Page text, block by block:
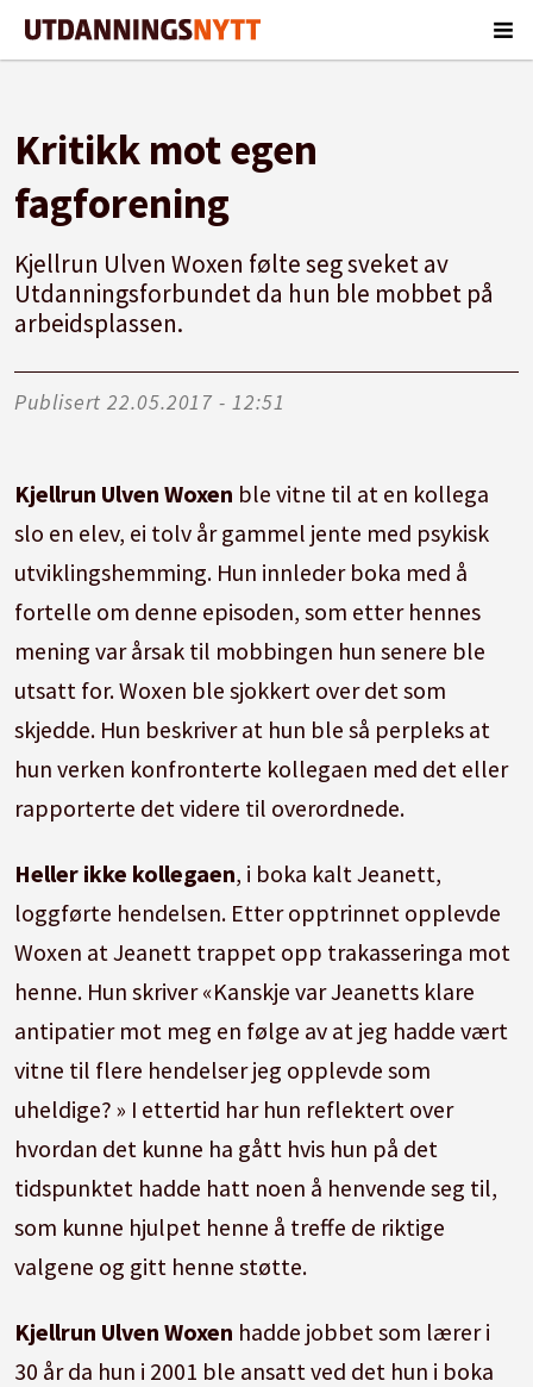
Kritikk mot egen
fagforening
Kjellrun Ulven Woxen følte seg sveket av
Utdanningsforbundet da hun ble mobbet på
arbeidsplassen.
Publisert 22.05.2017 - 12:51
Kjellrun Ulven Woxen ble vitne til at en kollega
slo en elev, ei tolv år gammel jente med psykisk
utviklingshemming. Hun innleder boka med å
fortelle om denne episoden, som etter hennes
mening var årsak til mobbingen hun senere ble
utsatt for. Woxen ble sjokkert over det som
skjedde. Hun beskriver at hun ble så perpleks at
hun verken konfronterte kollegaen med det eller
rapporterte det videre til overordnede.
Heller ikke kollegaen, i boka kalt Jeanett,
loggførte hendelsen. Etter opptrinnet opplevde
Woxen at Jeanett trappet opp trakasseringa mot
henne. Hun skriver «Kanskje var Jeanetts klare
antipatier mot meg en følge av at jeg hadde vært
vitne til flere hendelser jeg opplevde som
uheldige? » I ettertid har hun reflektert over
hvordan det kunne ha gått hvis hun på det
tidspunktet hadde hatt noen å henvende seg til,
som kunne hjulpet henne å treffe de riktige
valgene og gitt henne støtte.
Kjellrun Ulven Woxen hadde jobbet som lærer i
30 år da hun i 2001 ble ansatt ved det hun i boka